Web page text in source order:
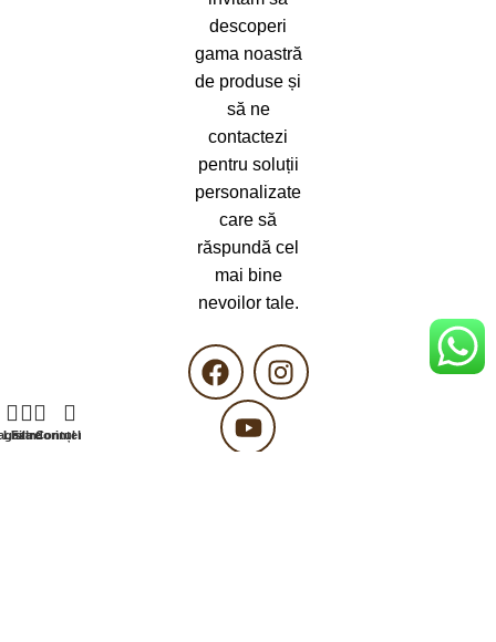
descoperi
gama noastră
de produse și
să ne
contactezi
pentru soluții
personalizate
care să
răspundă cel
mai bine
nevoilor tale.
Filtre
Lista dorințelor
Contul meu